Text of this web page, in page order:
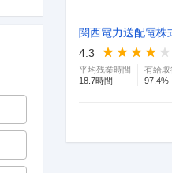
関西電力送配電株
4.3
平均残業時間
18.7時間
有給取
97.4%